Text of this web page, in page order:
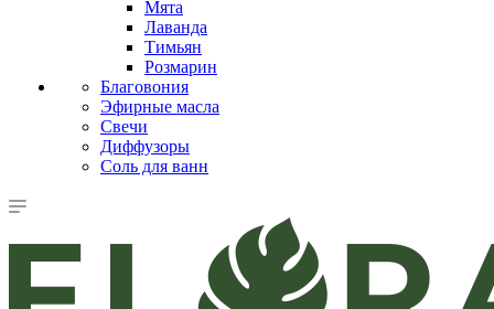
Мята
Лаванда
Тимьян
Розмарин
Благовония
Эфирные масла
Свечи
Диффузоры
Соль для ванн